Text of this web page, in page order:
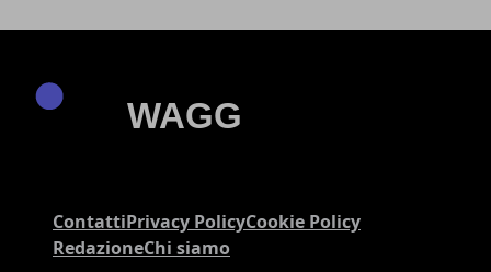
ContattiPrivacy PolicyCookie Policy
RedazioneChi siamo